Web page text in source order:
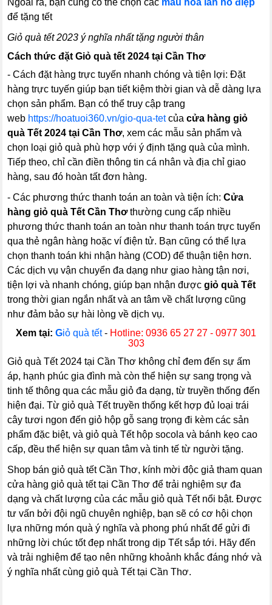
để tặng tết
Giỏ quà tết 2023 ý nghĩa nhất tặng người thân
Cách thức đặt Giỏ quà tết 2024 tại Cần Thơ
- Cách đặt hàng trực tuyến nhanh chóng và tiện lợi: Đặt
hàng trực tuyến giúp bạn tiết kiệm thời gian và dễ dàng lựa
chọn sản phẩm. Bạn có thể truy cập trang
web https://hoatuoi360.vn/gio-qua-tetcủa cửa hàng giỏ
quà Tết 2024 tại Cần Thơ, xem các mẫu sản phẩm và
chọn loại giỏ quà phù hợp với ý định tặng quà của mình.
Tiếp theo, chỉ cần điền thông tin cá nhân và địa chỉ giao
hàng, sau đó hoàn tất đơn hàng.
- Các phương thức thanh toán an toàn và tiện ích: Cửa
hàng giỏ quà Tết Cần Thơthường cung cấp nhiều
phương thức thanh toán an toàn như thanh toán trực tuyến
qua thẻ ngân hàng hoặc ví điện tử. Bạn cũng có thể lựa
chọn thanh toán khi nhận hàng (COD) để thuận tiện hơn.
Các dịch vụ vận chuyển đa dạng như giao hàng tận nơi,
tiện lợi và nhanh chóng, giúp bạn nhận đượcgiỏ quà Tết
trong thời gian ngắn nhất và an tâm về chất lượng cũng
như đảm bảo sự hài lòng về dịch vụ.
Xem tại: Giỏ quà tết- Hotline: 0936 65 27 27 - 0977 301
303
Giỏ quà Tết 2024 tại Cần Thơ không chỉ đem đến sự ấm
áp, hạnh phúc gia đình mà còn thể hiện sự sang trọng và
tinh tế thông qua các mẫu giỏ đa dạng, từ truyền thống đến
hiện đại. Từ giỏ quà Tết truyền thống kết hợp đủ loại trái
cây tươi ngon đến giỏ hộp gỗ sang trọng đi kèm các sản
phẩm đặc biệt, và giỏ quà Tết hộp socola và bánh kẹo cao
cấp, đều thể hiện sự quan tâm và tinh tế từ người tặng.
Shop bán giỏ quà tết Cần Thơ, kính mời độc giả tham quan
cửa hàng giỏ quà tết tại Cần Thơ để trải nghiệm sự đa
dạng và chất lượng của các mẫu giỏ quà Tết nổi bật. Được
tư vấn bởi đội ngũ chuyên nghiệp, bạn sẽ có cơ hội chọn
lựa những món quà ý nghĩa và phong phú nhất để gửi đi
những lời chúc tốt đẹp nhất trong dịp Tết sắp tới. Hãy đến
và trải nghiệm để tạo nên những khoảnh khắc đáng nhớ và
ý nghĩa nhất cùng giỏ quà Tết tại Cần Thơ.